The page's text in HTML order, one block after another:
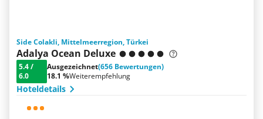
Side Colakli, Mittelmeerregion, Türkei
Adalya Ocean Deluxe
5.4/
6.0
Ausgezeichnet(656 Bewertungen)
18.1 %Weiterempfehlung
Hoteldetails